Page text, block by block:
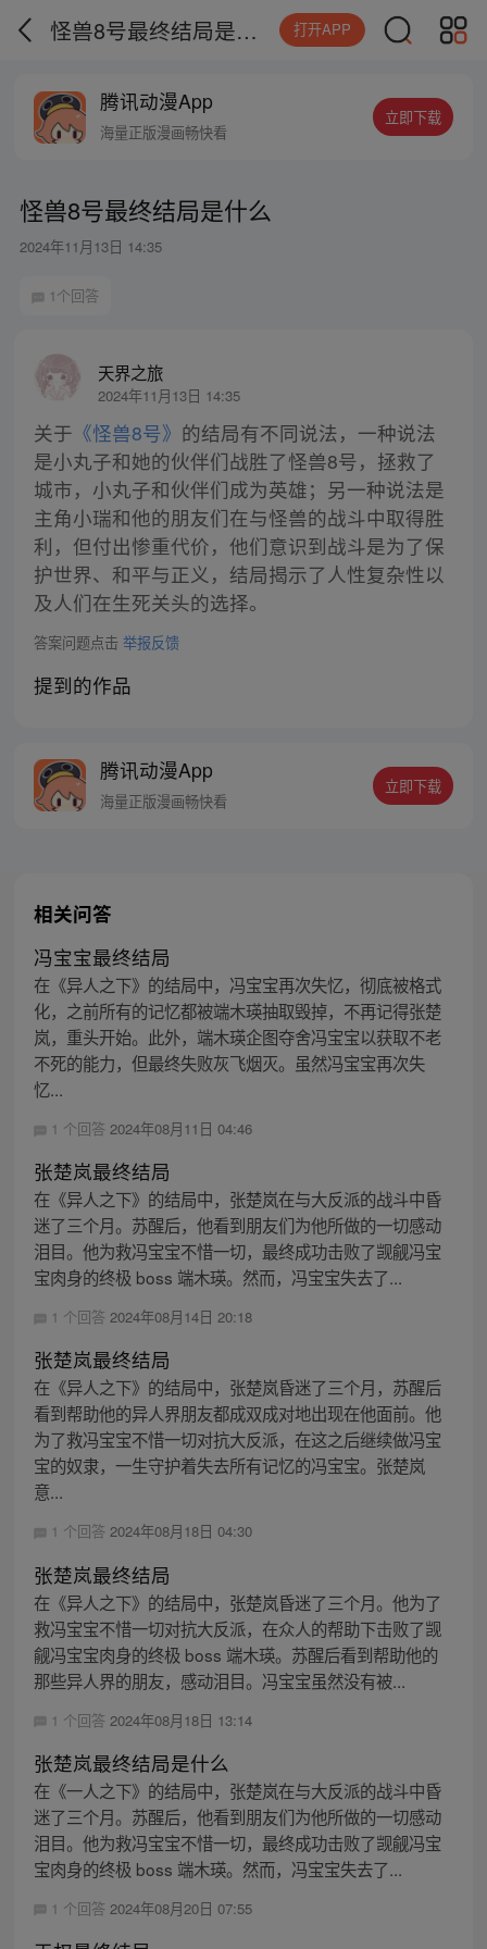
怪兽8号最终结局是什么 打开APP
腾讯动漫App
海量正版漫画畅快看
立即下载
怪兽8号最终结局是什么
2024年11月13日 14:35
1个回答
天界之旅
2024年11月13日 14:35
关于 《怪兽8号》 的结局有不同说法，一种说法
是小丸子和她的伙伴们战胜了怪兽8号，拯救了
城市，小丸子和伙伴们成为英雄；另一种说法是
主角小瑞和他的朋友们在与怪兽的战斗中取得胜
利，但付出惨重代价，他们意识到战斗是为了保
护世界、和平与正义，结局揭示了人性复杂性以
及人们在生死关头的选择。
答案问题点击 举报反馈
提到的作品
腾讯动漫App
海量正版漫画畅快看
立即下载
相关问答
冯宝宝最终结局
在《异人之下》的结局中，冯宝宝再次失忆，彻底被格式
化，之前所有的记忆都被端木瑛抽取毁掉，不再记得张楚
岚，重头开始。此外，端木瑛企图夺舍冯宝宝以获取不老
不死的能力，但最终失败灰飞烟灭。虽然冯宝宝再次失
忆...
1 个回答 2024年08月11日 04:46
张楚岚最终结局
在《异人之下》的结局中，张楚岚在与大反派的战斗中昏
迷了三个月。苏醒后，他看到朋友们为他所做的一切感动
泪目。他为救冯宝宝不惜一切，最终成功击败了觊觎冯宝
宝肉身的终极 boss 端木瑛。然而，冯宝宝失去了...
1 个回答 2024年08月14日 20:18
张楚岚最终结局
在《异人之下》的结局中，张楚岚昏迷了三个月，苏醒后
看到帮助他的异人界朋友都成双成对地出现在他面前。他
为了救冯宝宝不惜一切对抗大反派，在这之后继续做冯宝
宝的奴隶，一生守护着失去所有记忆的冯宝宝。张楚岚
意...
1 个回答 2024年08月18日 04:30
张楚岚最终结局
在《异人之下》的结局中，张楚岚昏迷了三个月。他为了
救冯宝宝不惜一切对抗大反派，在众人的帮助下击败了觊
觎冯宝宝肉身的终极 boss 端木瑛。苏醒后看到帮助他的
那些异人界的朋友，感动泪目。冯宝宝虽然没有被...
1 个回答 2024年08月18日 13:14
张楚岚最终结局是什么
在《一人之下》的结局中，张楚岚在与大反派的战斗中昏
迷了三个月。苏醒后，他看到朋友们为他所做的一切感动
泪目。他为救冯宝宝不惜一切，最终成功击败了觊觎冯宝
宝肉身的终极 boss 端木瑛。然而，冯宝宝失去了...
1 个回答 2024年08月20日 07:55